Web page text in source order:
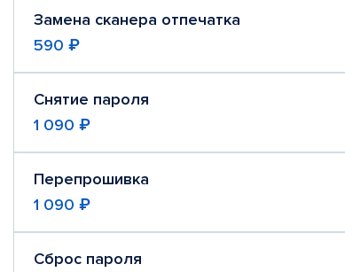
Замена сканера отпечатка
590 ₽
Снятие пароля
1 090 ₽
Перепрошивка
1 090 ₽
Сброс пароля